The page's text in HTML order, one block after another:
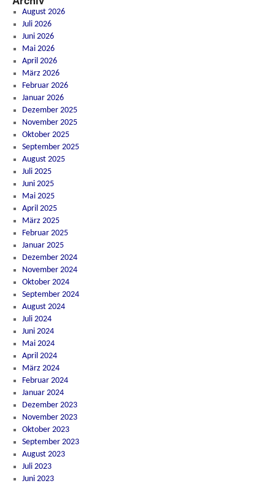
August 2026
Juli 2026
Juni 2026
Mai 2026
April 2026
März 2026
Februar 2026
Januar 2026
Dezember 2025
November 2025
Oktober 2025
September 2025
August 2025
Juli 2025
Juni 2025
Mai 2025
April 2025
März 2025
Februar 2025
Januar 2025
Dezember 2024
November 2024
Oktober 2024
September 2024
August 2024
Juli 2024
Juni 2024
Mai 2024
April 2024
März 2024
Februar 2024
Januar 2024
Dezember 2023
November 2023
Oktober 2023
September 2023
August 2023
Juli 2023
Juni 2023